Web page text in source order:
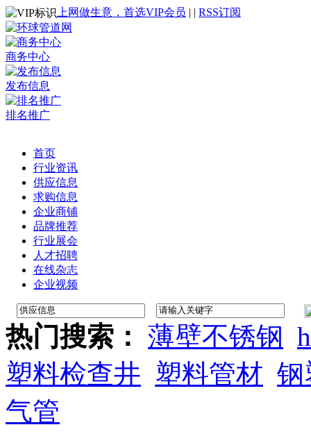
上网做生意，首选VIP会员 | | RSS订阅
商务中心
发布信息
排名推广
首页
行业资讯
供应信息
求购信息
企业商铺
品牌推荐
行业展会
人才招聘
在线杂志
企业视频
热门搜索： 薄壁不锈钢
塑料检查井 塑料管材 钢
气管